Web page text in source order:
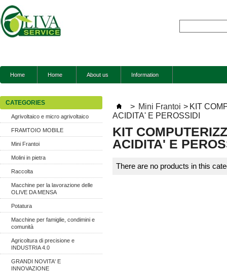
Home Home About us Information
CATEGORIES
Agrivoltaico e micro agrivoltaico
FRAMTOIO MOBILE
Mini Frantoi
Molini in pietra
Raccolta
Macchine per la lavorazione delle
OLIVE DA MENSA
Potatura
Macchine per famiglie, condimini e
comunità
Agricoltura di precisione e
INDUSTRIA 4.0
GRANDI NOVITA' E
INNOVAZIONE
> Mini Frantoi > KIT
ACIDITA' E PEROSSIDI
KIT
ACIDITA' E
There are no products in this